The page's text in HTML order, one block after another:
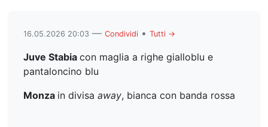
16.05.2026 20:03 — Condividi • Tutti →
Juve Stabia con maglia a righe gialloblu e
pantaloncino blu
Monza in divisa away, bianca con banda rossa